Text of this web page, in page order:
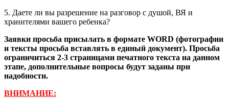
5. Даете ли вы разрешение на разговор с душой, ВЯ и
хранителями вашего ребенка?
Заявки просьба присылать в формате WORD (фотографии
и тексты просьба вставлять в единый документ). Просьба
ограничиться 2-3 страницами печатного текста на данном
этапе, дополнительные вопросы будут заданы при
надобности.
ВНИМАНИЕ: